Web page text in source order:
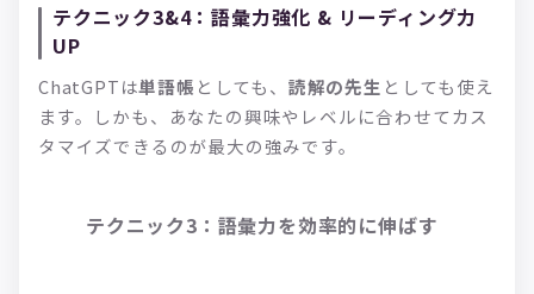
テクニック3&4：語彙力強化 & リーディング力
UP
ChatGPTは単語帳 としても、 読解の先生 としても使え
ます。しかも、あなたの興味やレベルに合わせてカス
タマイズできるのが最大の強みです。
テクニック3：語彙力を効率的に伸ばす